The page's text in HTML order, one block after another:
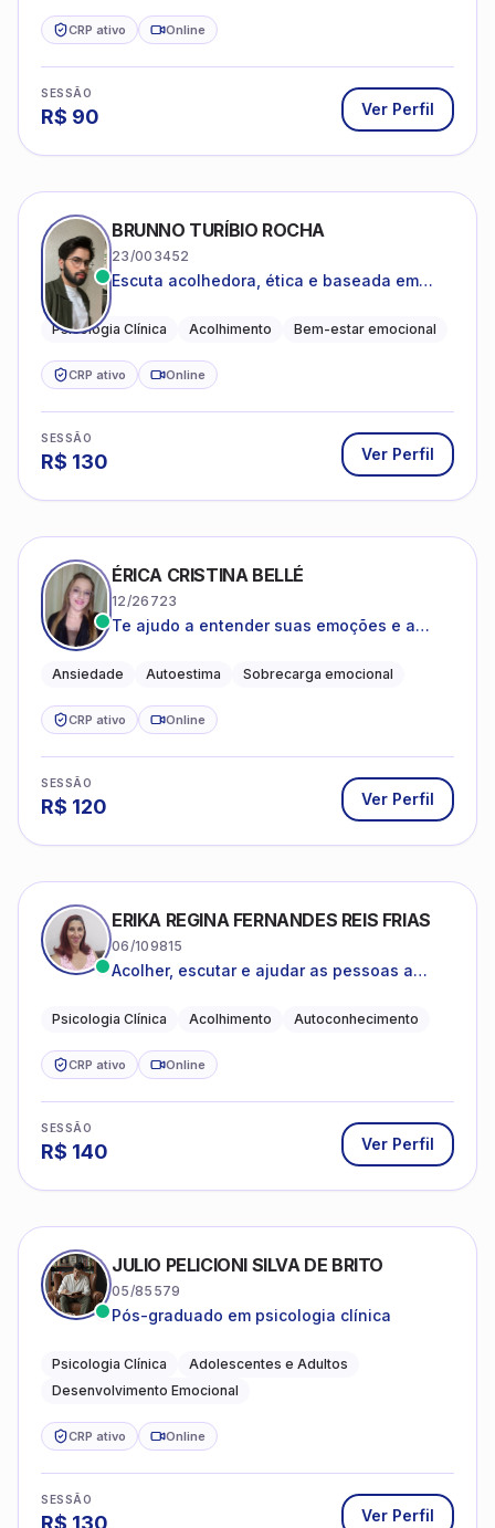
CRP ativo Online
SESSÃO
R$ 90 Ver Perfil
BRUNNO TURÍBIO ROCHA
23/003452
Escuta acolhedora, ética e baseada em
Psicologia Clínica Acolhimento Bem-estar emocional
CRP ativo Online
SESSÃO
R$ 130 Ver Perfil
ÉRICA CRISTINA BELLÉ
12/26723
Te ajudo a entender suas emoções e a
que você está vivendo
Ansiedade Autoestima Sobrecarga emocional
CRP ativo Online
SESSÃO
R$ 120 Ver Perfil
ERIKA REGINA FERNANDES REIS FRIAS
06/109815
Acolher, escutar e ajudar as pessoas a
Psicologia Clínica Acolhimento Autoconhecimento
CRP ativo Online
SESSÃO
R$ 140 Ver Perfil
JULIO PELICIONI SILVA DE BRITO
05/85579
Pós-graduado em psicologia clínica
Psicologia Clínica
Adolescentes e Adultos
Desenvolvimento Emocional
CRP ativo Online
SESSÃO
R$ 130 Ver Perfil